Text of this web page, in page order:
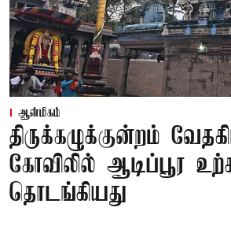
ஆன்மிகம்
திருக்கழுக்குன்றம்
கோவிலில் ஆடிப்பூர
தொடங்கியது